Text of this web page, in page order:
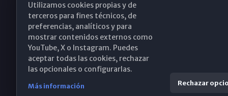
Obispado de Málaga
Santa María, 18-20. 29015 Málaga
(+34) 952 224 386
Utilizamos cookies propias y de
terceros para fines técnicos, de
preferencias, analíticos y para
mostrar contenidos externos como
YouTube, X o Instagram. Puedes
aceptar todas las cookies, rechazar
las opcionales o configurarlas.
Más información Rechazar